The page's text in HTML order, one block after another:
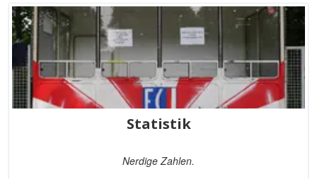
Statistik
Nerdige Zahlen.